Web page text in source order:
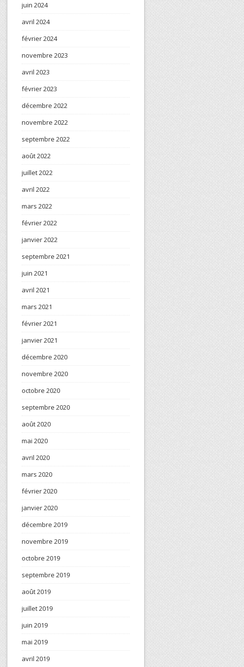
juin 2024
avril 2024
février 2024
novembre 2023
avril 2023
février 2023
décembre 2022
novembre 2022
septembre 2022
août 2022
juillet 2022
avril 2022
mars 2022
février 2022
janvier 2022
septembre 2021
juin 2021
avril 2021
mars 2021
février 2021
janvier 2021
décembre 2020
novembre 2020
octobre 2020
septembre 2020
août 2020
mai 2020
avril 2020
mars 2020
février 2020
janvier 2020
décembre 2019
novembre 2019
octobre 2019
septembre 2019
août 2019
juillet 2019
juin 2019
mai 2019
avril 2019